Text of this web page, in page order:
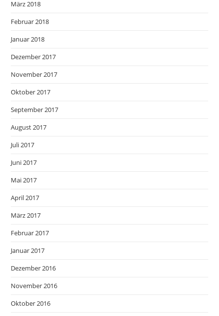
März 2018
Februar 2018
Januar 2018
Dezember 2017
November 2017
Oktober 2017
September 2017
August 2017
Juli 2017
Juni 2017
Mai 2017
April 2017
März 2017
Februar 2017
Januar 2017
Dezember 2016
November 2016
Oktober 2016